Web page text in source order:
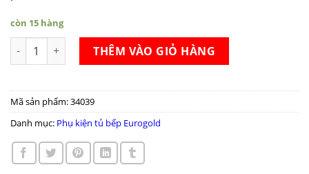
còn 15 hàng
Tủ kho 6 tầng Eurogold MA0-645/660 số lượng
THÊM VÀO GIỎ HÀNG
Mã sản phẩm:34039
Danh mục: Phụ kiện tủ bếp Eurogold